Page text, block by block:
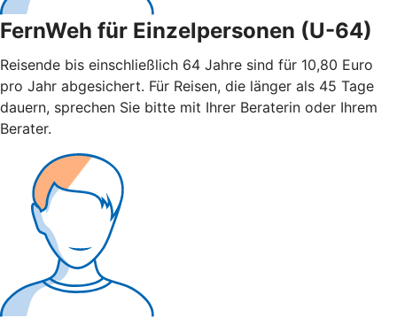
FernWeh für Einzelpersonen (U-64)
Reisende bis einschließlich 64 Jahre sind für 10,80 Euro
pro Jahr abgesichert. Für Reisen, die länger als 45 Tage
dauern, sprechen Sie bitte mit Ihrer Beraterin oder Ihrem
Berater.